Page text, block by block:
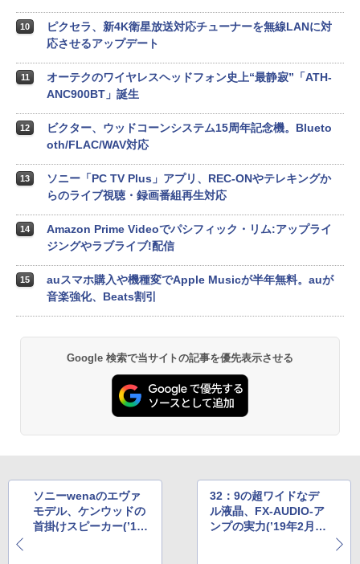
10
ピクセラ、新4K衛星放送対応チューナーを無線LANに対
応させるアップデート
11
オーテクのワイヤレスヘッドフォン史上“最静寂”「ATH-
ANC900BT」誕生
12
ビクター、ウッドコーンシステム15周年記念機。Blueto
oth/FLAC/WAV対応
13
ソニー「PC TV Plus」アプリ、REC-ONやテレキングか
らのライブ視聴・録画番組再生対応
14
Amazon Prime Videoでパシフィック・リム:アップライ
ジングやラブライブ!配信
15
auスマホ購入や機種変でApple Musicが半年無料。auが
音楽強化、Beats割引
Google 検索で当サイトの記事を優先表示させる
ソニーwenaのエヴァ
モデル、ケンウッドの
首掛けスピーカー(’19
32：9の超ワイドなデ
ル液晶、FX-AUDIO-ア
ンプの実力(’19年2月4